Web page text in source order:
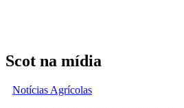
Scot na mídia
Notícias Agrícolas